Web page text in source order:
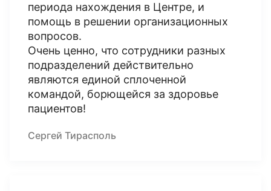
периода нахождения в Центре, и
помощь в решении организационных
вопросов.
Очень ценно, что сотрудники разных
подразделений действительно
являются единой сплоченной
командой, борющейся за здоровье
пациентов!
Сергей Тирасполь